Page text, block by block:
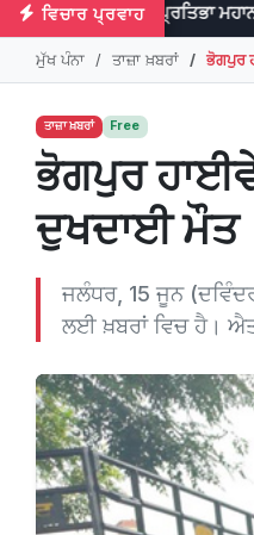
ਵਿਚਾਰ ਪ੍ਰਵਾਹ
ਪ੍ਰਤਿਭਾ ਮਹਾਨ ਕੰਮਾਂ ਦਾ ਆਰੰਭ
ਮੁੱਖ ਪੰਨਾ ਤਾਜ਼ਾ ਖ਼ਬਰਾਂ ਭੋਗਪੁਰ
ਤਾਜ਼ਾ ਖ਼ਬਰਾਂ Free
ਭੋਗਪੁਰ
ਦੁਖਦਾਈ ਮੌਤ
ਜਲੰਧਰ, 15 ਜੂਨ
ਲਈ ਖ਼ਬਰਾਂ ਵਿਚ ਹੈ।